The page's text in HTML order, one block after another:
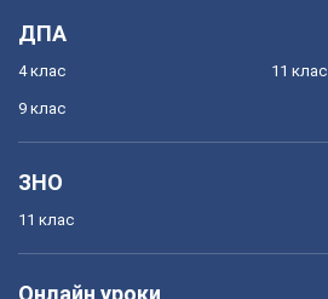
ДПА
4 клас
9 клас
11 клас
ЗНО
11 клас
Онлайн уроки